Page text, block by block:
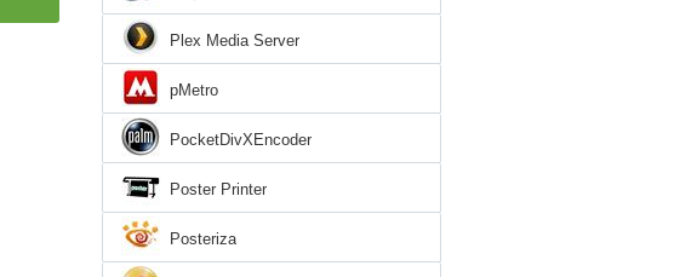
Plex Media Server
pMetro
PocketDivXEncoder
Poster Printer
Posteriza